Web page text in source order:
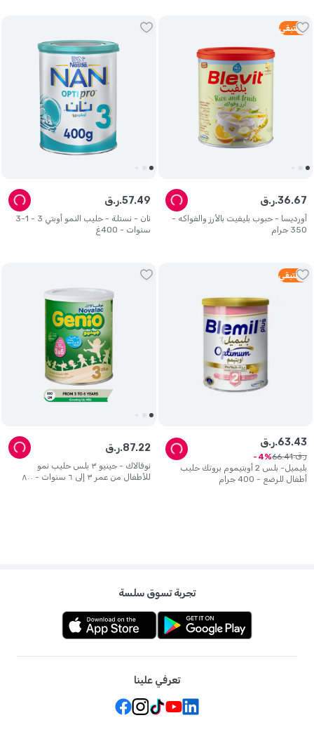
3 متبقي
أورديسا - حبوب بليفيت بالأرز والفواكه -
350 جرام
ر.ق.36.67
نان - نستلة - حليب النمو أوبتي 3 - 1-3
سنوات - 400غ
ر.ق.57.49
4 متبقي
بليميل- بلس 2 أوبتيموم بروتك حليب
أطفال للرضع - 400 جرام
ر.ق.63.43
ر.ق. 66.41
4
نوفالاك - جينيو ٣ بلس حليب نمو
للأطفال من عمر ٣ إلى ٦ سنوات - ٨٠٠
ر.ق.87.22
تجربة تسوق سلسة
تعرفي علينا